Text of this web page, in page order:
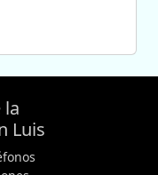
la
Luis